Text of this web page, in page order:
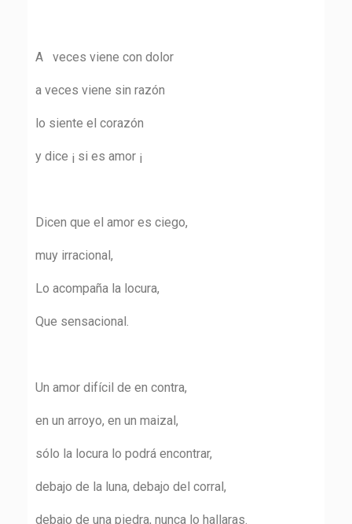
A veces viene con dolor
a veces viene sin razón
lo siente el corazón
y dice ¡ si es amor ¡
Dicen que el amor es ciego,
muy irracional,
Lo acompaña la locura,
Que sensacional.
Un amor difícil de en contra,
en un arroyo, en un maizal,
sólo la locura lo podrá encontrar,
debajo de la luna, debajo del corral,
debajo de una piedra, nunca lo hallaras.